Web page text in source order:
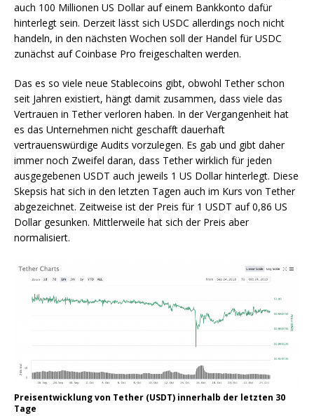
auch 100 Millionen US Dollar auf einem Bankkonto dafür
hinterlegt sein. Derzeit lässt sich USDC allerdings noch nicht
handeln, in den nächsten Wochen soll der Handel für USDC
zunächst auf Coinbase Pro freigeschalten werden.
Das es so viele neue Stablecoins gibt, obwohl Tether schon
seit Jahren existiert, hängt damit zusammen, dass viele das
Vertrauen in Tether verloren haben. In der Vergangenheit hat
es das Unternehmen nicht geschafft dauerhaft
vertrauenswürdige Audits vorzulegen. Es gab und gibt daher
immer noch Zweifel daran, dass Tether wirklich für jeden
ausgegebenen USDT auch jeweils 1 US Dollar hinterlegt. Diese
Skepsis hat sich in den letzten Tagen auch im Kurs von Tether
abgezeichnet. Zeitweise ist der Preis für 1 USDT auf 0,86 US
Dollar gesunken. Mittlerweile hat sich der Preis aber
normalisiert.
Preisentwicklung von Tether (USDT) innerhalb der letzten 30
Tage